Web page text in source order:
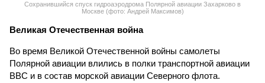
Сохранившийся спуск гидроаэродрома Полярной авиации Захарково в
Москве (фото: Андрей Максимов)
Великая Отечественная война
Во время Великой Отечественной войны самолеты
Полярной авиации влились в полки транспортной авиации
ВВС и в состав морской авиации Северного флота.